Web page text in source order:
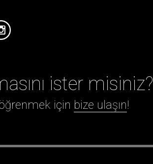
ister misiniz?
öğrenmek için bize ulaşın!